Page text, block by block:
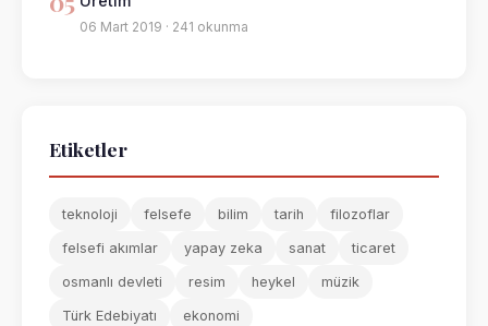
06 Mart 2019 · 241 okunma
Etiketler
teknoloji felsefe bilim tarih filozoflar
felsefi akımlar yapay zeka sanat ticaret
osmanlı devleti resim heykel müzik
Türk Edebiyatı ekonomi